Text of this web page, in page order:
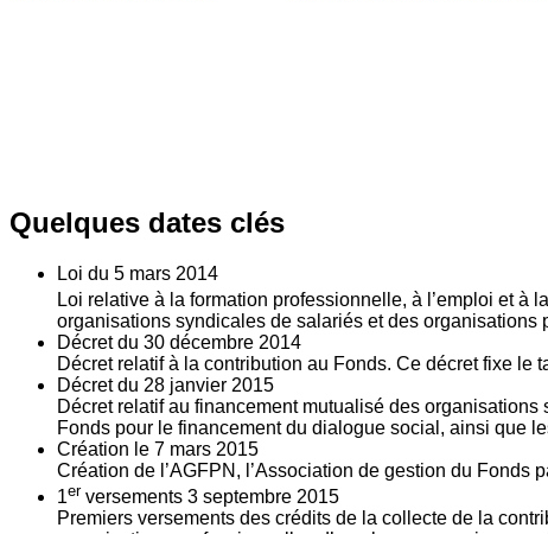
Quelques dates clés
Loi du 5 mars 2014
Loi relative à la formation professionnelle, à l’emploi et à
organisations syndicales de salariés et des organisations
Décret du 30 décembre 2014
Décret relatif à la contribution au Fonds. Ce décret fixe
Décret du 28 janvier 2015
Décret relatif au financement mutualisé des
Fonds pour le financement du dialogue social, ainsi que
Création le 7 mars 2015
Création de l’AGFPN, l’Association de gestion du Fonds
1er versements 3 septembre 2015
Premiers versements des crédits de la collecte de la